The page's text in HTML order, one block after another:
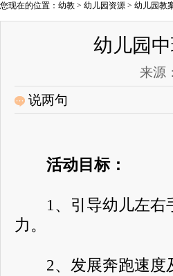
您现在的位置： 幼教 > 幼儿园资源 > 幼儿园教
幼儿园
来源
说两句
活动目标：
1、引导幼儿左右
力。
2、发展奔跑速度及